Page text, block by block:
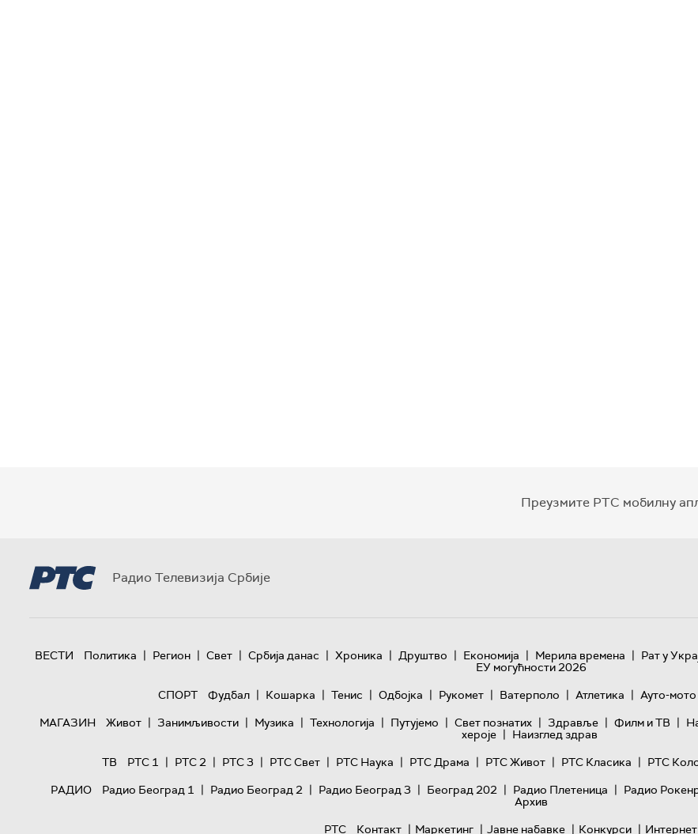
Преузмите РТС мобилну
Радио Телевизија Србије
ВЕСТИ Политика | Регион | Свет | Србија данас | Хроника | Друштво | Економија | Мерила времена | Рат у
ЕУ могућности 2026
СПОРТ
Фудбал | Кошарка | Тенис | Одбојка | Рукомет | Ватерполо | Атлетика | Ауто-мото
МАГАЗИН
Живот | Занимљивости | Музика | Технологијa | Путујемо | Свет познатих | Здравље | Филм и ТВ |
хероје | Наизглед здрав
ТВ
РТС 1 | РТС 2 | РТС 3 | РТС Свет | РТС Наука | РТС Драма | РТС Живот | РТС Класика | РТС
РАДИО
Радио Београд 1 | Радио Београд 2 | Радио Београд 3 | Београд 202 | Радио Плетеница | Радио
Архив
РТС
Контакт | Маркетинг | Јавне набавке | Конкурси |